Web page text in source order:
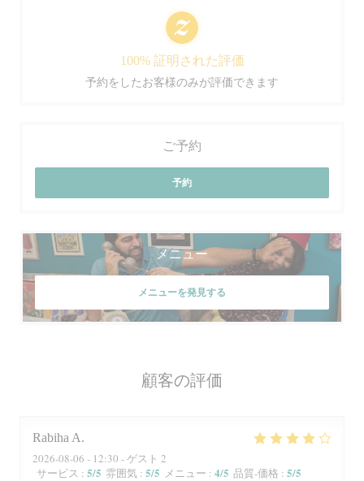
顧客の評価
Rabiha A
2026-08-06 - 12:30 - ゲスト 2
サービス : 5/5 雰囲気 : 5/5 メニュー : 4/5 品質-価格 : 5/5
100% 証明された評価
予約をしたお客様のみが評価できます
ご予約
予約
メニュー
メニューを発見する